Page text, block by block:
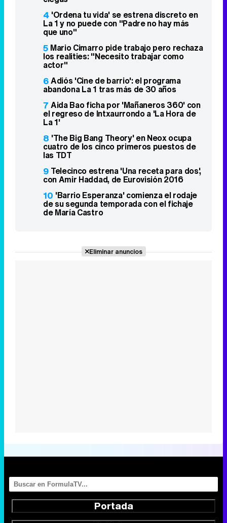
4 'Ordena tu vida' se estrena discreto en
La 1 y no puede con "Padre no hay más
que uno"
5 Mario Cimarro pide trabajo pero rechaza
los realities: "Necesito trabajar como
actor"
6Adiós 'Cine de barrio': el programa
abandona La 1 tras más de 30 años
7 Aida Bao ficha por 'Mañaneros 360' con
el regreso de Intxaurrondo a 'La Hora de
La 1'
8 'The Big Bang Theory' en Neox ocupa
cuatro de los cinco primeros puestos de
las TDT
9 Telecinco estrena 'Una receta para dos',
con Amir Haddad, de Eurovisión 2016
10 'Barrio Esperanza' comienza el rodaje
de su segunda temporada con el fichaje
de María Castro
Eliminar anuncios
Portada